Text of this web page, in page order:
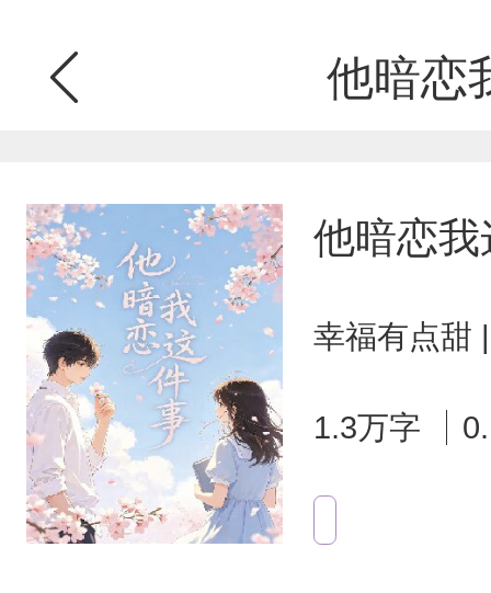
他暗恋
他暗恋
幸福有点甜
1.3万字